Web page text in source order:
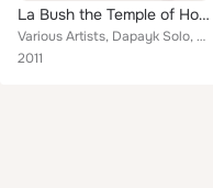
La Bush the Temple of House (House Session Mixed By Laurent Mauritz)
Various Artists, Dapayk Solo, Crazy White Boy, Saeed Younan, Ramirez Resso, Aymeric G, Dennis Ferrer, K Fel, Samy Handy, Bryan D...
2011